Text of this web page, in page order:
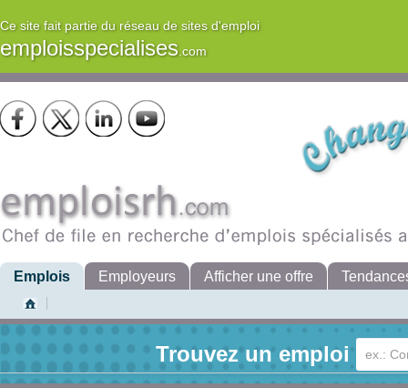
Ce site fait partie du réseau de sites d'emploi
emploisspecialises.com
Emplois Employeurs Afficher une offre
Trouvez un emploi